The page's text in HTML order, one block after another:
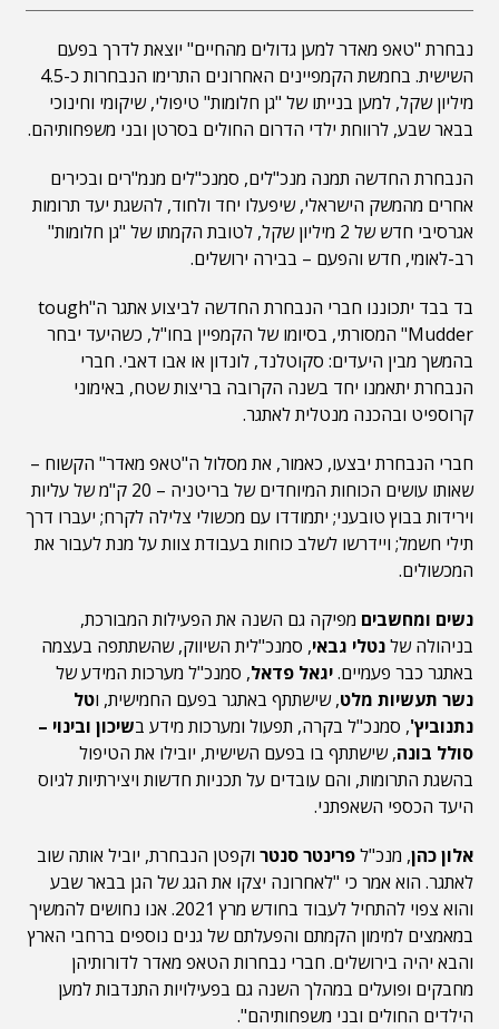
נבחרת "טאפ מאדר למען גדולים מהחיים" יוצאת לדרך בפעם
השישית. בחמשת הקמפיינים האחרונים התרימו הנבחרות כ-4.5
מיליון שקל, למען בנייתו של "גן חלומות" טיפולי, שיקומי וחינוכי
בבאר שבע, לרווחת ילדי הדרום החולים בסרטן ובני משפחותיהם.
הנבחרת החדשה תמנה מנכ"לים, סמנכ"לים מנמ"רים ובכירים
אחרים מהמשק הישראלי, שיפעלו יחד ולחוד, להשגת יעד תרומות
אגרסיבי חדש של 2 מיליון שקל, לטובת הקמתו של "גן חלומות"
רב-לאומי, חדש והפעם – בבירה ירושלים.
בד בבד יתכוננו חברי הנבחרת החדשה לביצוע אתגר ה"tough
Mudder" המסורתי, בסיומו של הקמפיין בחו"ל, כשהיעד יבחר
בהמשך מבין היעדים: סקוטלנד, לונדון או אבו דאבי. חברי
הנבחרת יתאמנו יחד בשנה הקרובה בריצות שטח, באימוני
קרוספיט ובהכנה מנטלית לאתגר.
חברי הנבחרת יבצעו, כאמור, את מסלול ה"טאפ מאדר" הקשוח –
שאותו עושים הכוחות המיוחדים של בריטניה – 20 ק"מ של עליות
וירידות בבוץ טובעני; יתמודדו עם מכשולי צלילה לקרח; יעברו דרך
תילי חשמל; ויידרשו לשלב כוחות בעבודת צוות על מנת לעבור את
המכשולים.
נשים ומחשבים מפיקה גם השנה את הפעילות המבורכת,
בניהולה שלנטלי גבאי, סמנכ"לית השיווק, שהשתתפה בעצמה
באתגר כבר פעמיים.יגאל פדאל, סמנכ"ל מערכות המידע של
נשר תעשיות מלט, שישתתף באתגר בפעם החמישית, וטל
נתנוביץ', סמנכ"ל בקרה, תפעול ומערכות מידע בשיכון ובינוי –
סולל בונה, שישתתף בו בפעם השישית, יובילו את הטיפול
בהשגת התרומות, והם עובדים על תכניות חדשות ויצירתיות לגיוס
היעד הכספי השאפתני.
אלון כהן, מנכ"לפרינטר סנטר וקפטן הנבחרת, יוביל אותה שוב
לאתגר. הוא אמר כי "לאחרונה יצקו את הגג של הגן בבאר שבע
והוא צפוי להתחיל לעבוד בחודש מרץ 2021. אנו נחושים להמשיך
במאמצים למימון הקמתם והפעלתם של גנים נוספים ברחבי הארץ
והבא יהיה בירושלים. חברי נבחרות הטאפ מאדר לדורותיהן
מחבקים ופועלים במהלך השנה גם בפעילויות התנדבות למען
הילדים החולים ובני משפחותיהם".